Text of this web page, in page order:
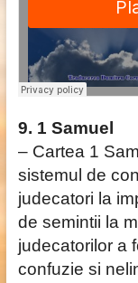
9. 1 Samuel
– Cartea 1
sistemul de
judecatori la
de semintii la
judecatorilor a
confuzie si